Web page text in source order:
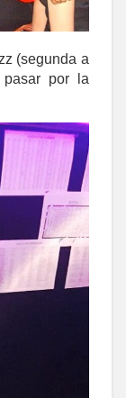
(segunda a
por la